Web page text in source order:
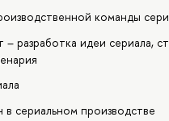
команды
разработка идеи сериала,
сериальном производстве